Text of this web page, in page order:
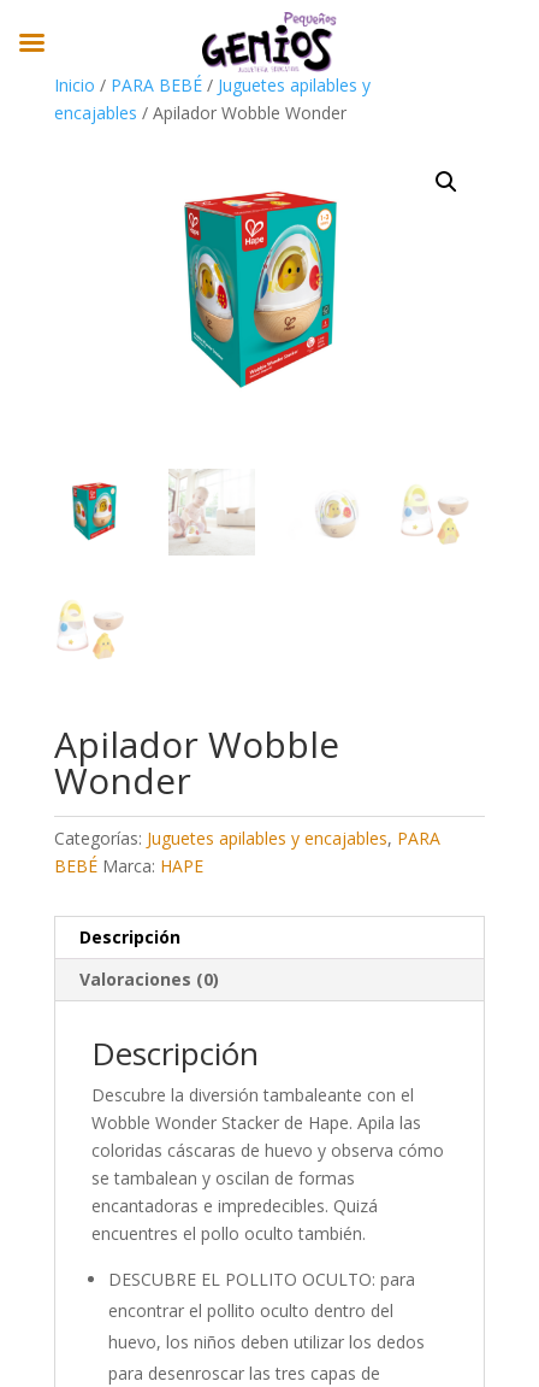
Inicio / PARA BEBÉ/ Juguetes apilables y
encajables / Apilador Wobble Wonder
Apilador Wobble
Wonder
Categorías: Juguetes apilables y encajables, PARA
BEBÉ Marca: HAPE
Descripción
Valoraciones (0)
Descripción
Descubre la diversión tambaleante con el
Wobble Wonder Stacker de Hape. Apila las
coloridas cáscaras de huevo y observa cómo
se tambalean y oscilan de formas
encantadoras e impredecibles. Quizá
encuentres el pollo oculto también.
DESCUBRE EL POLLITO OCULTO: para
encontrar el pollito oculto dentro del
huevo, los niños deben utilizar los dedos
para desenroscar las tres capas de